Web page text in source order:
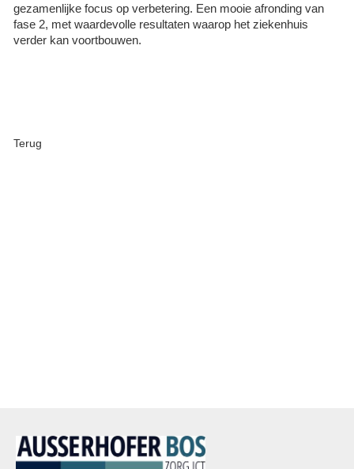
gezamenlijke focus op verbetering. Een mooie afronding van
fase 2, met waardevolle resultaten waarop het ziekenhuis
verder kan voortbouwen.
Terug